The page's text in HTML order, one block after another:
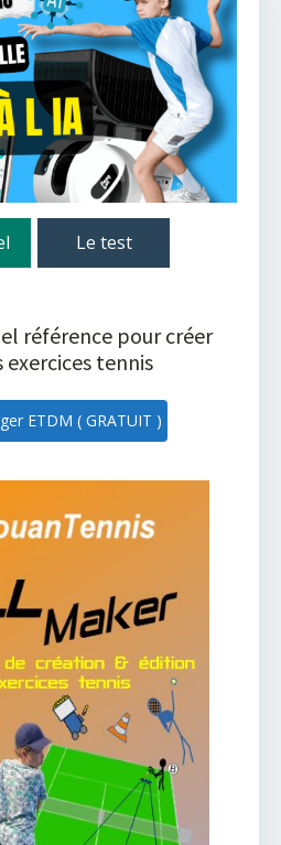
Le test
référence pour créer
exercices tennis
ETDM ( GRATUIT )